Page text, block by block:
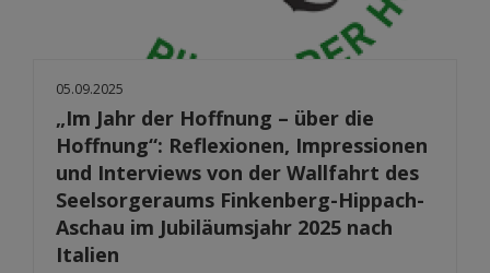
05.09.2025
„Im Jahr der Hoffnung – über die
Hoffnung“: Reflexionen, Impressionen
und Interviews von der Wallfahrt des
Seelsorgeraums Finkenberg-Hippach-
Aschau im Jubiläumsjahr 2025 nach
Italien